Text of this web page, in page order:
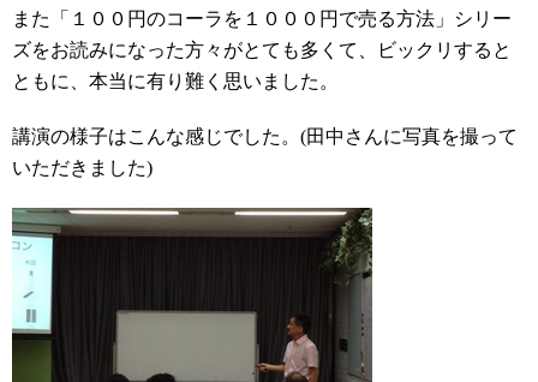
また「１００円のコーラを１０００円で売る方法」シリー
ズをお読みになった方々がとても多くて、ビックリすると
ともに、本当に有り難く思いました。
講演の様子はこんな感じでした。(田中さんに写真を撮って
いただきました)